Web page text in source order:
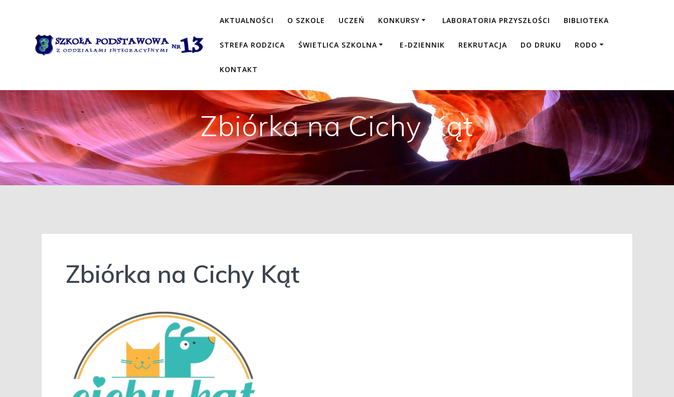
AKTUALNOŚCI O SZKOLE UCZEŃ KONKURSY LABORATORIA PRZYSZŁOŚCI BIBLIOTEKA
STREFA RODZICA ŚWIETLICA SZKOLNA E-DZIENNIK REKRUTACJA DO DRUKU RODO
KONTAKT
Zbiórka na Cichy Kąt
Zbiórka na Cichy Kąt